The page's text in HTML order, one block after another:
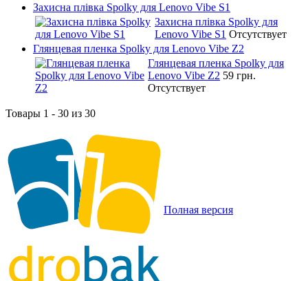
Захисна плівка Spolky для Lenovo Vibe S1
Захисна плівка Spolky для
Lenovo Vibe S1 Отсутствует
Глянцевая пленка Spolky для Lenovo Vibe Z2
Глянцевая пленка Spolky для
Lenovo Vibe Z2 59 грн.
Отсутствует
Товары 1 - 30 из 30
Полная версия